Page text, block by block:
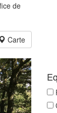
de
Carte